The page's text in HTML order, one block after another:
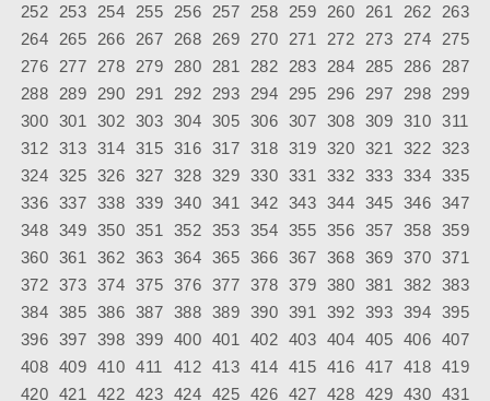
252
253 254 255 256 257 258 259 260 261 262
263
264
265 266 267 268 269 270 271 272 273 274
275
276
277 278 279 280 281 282 283 284 285 286
287
288
289 290 291 292 293 294 295 296 297 298
299
300 301 302 303 304 305 306 307 308 309 310
311
312 313 314 315 316 317 318 319 320 321 322 323
324 325 326 327 328 329 330 331 332 333 334 335
336 337 338 339 340 341 342 343 344 345 346 347
348 349 350 351 352 353 354 355 356 357 358 359
360 361 362 363 364 365 366 367 368 369 370 371
372 373 374 375 376 377 378 379 380 381 382 383
384 385 386 387 388 389 390 391 392 393 394 395
396 397 398 399 400 401 402 403 404 405 406 407
408 409 410 411 412 413 414 415 416 417 418 419
420 421 422 423 424 425 426 427 428 429 430 431